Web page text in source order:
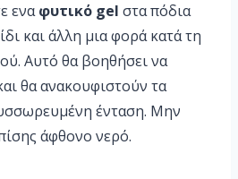
εναφυτικό gel στα πόδια
και άλλη μια φορά κατά τη
Αυτό θα βοηθήσει να
θα ανακουφιστούν τα
ένταση. Μην
άφθονο νερό.